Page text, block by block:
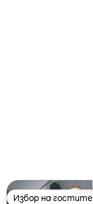
Избор на гостите